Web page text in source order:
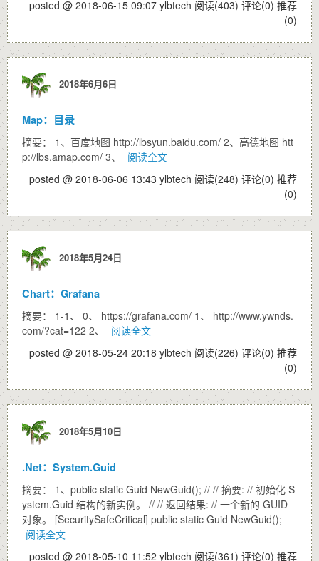
posted @ 2018-06-15 09:07 ylbtech 阅读(403) 评论(0) 推荐
(0)
2018年6月6日
Map：目录
摘要： 1、百度地图 http://lbsyun.baidu.com/ 2、高德地图 htt
p://lbs.amap.com/ 3、
阅读全文
posted @ 2018-06-06 13:43 ylbtech 阅读(248) 评论(0) 推荐
(0)
2018年5月24日
Chart：Grafana
摘要： 1-1、 0、 https://grafana.com/ 1、 http://www.ywnds.
com/?cat=122 2、
阅读全文
posted @ 2018-05-24 20:18 ylbtech 阅读(226) 评论(0) 推荐
(0)
2018年5月10日
.Net：System.Guid
摘要： 1、public static Guid NewGuid(); // // 摘要: // 初始化 S
ystem.Guid 结构的新实例。 // // 返回结果: // 一个新的 GUID
对象。 [SecuritySafeCritical] public static Guid NewGuid();
阅读全文
posted @ 2018-05-10 11:52 ylbtech 阅读(361) 评论(0) 推荐